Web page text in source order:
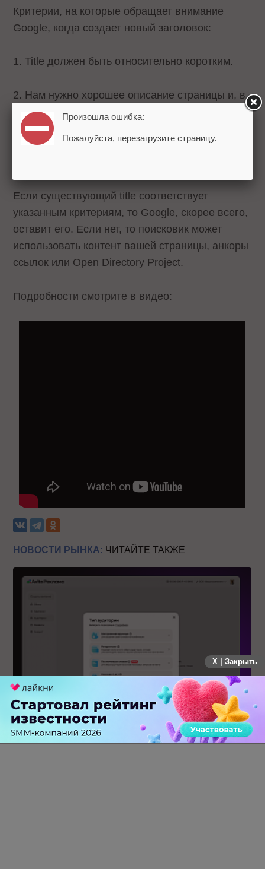
Критерии, на которые обращает внимание
Google, когда создает новый заголовок:
1. Title должен быть относительно коротким.
2. Нам нужно хорошее описание страницы и, в
идеале, сайт, на котором эта страница
находится.
Если существующий title соответствует
указанным критериям, то Google, скорее всего,
оставит его. Если нет, то поисковик может
использовать контент вашей страницы, анкоры
ссылок или Open Directory Project.
Подробности смотрите в видео:
НОВОСТИ РЫНКА: ЧИТАЙТЕ ТАКЖЕ
Авито Реклама запустила таргетинг по ключевым словам
X | Закрыть
Произошла ошибка:
Пожалуйста, перезагрузите страницу.